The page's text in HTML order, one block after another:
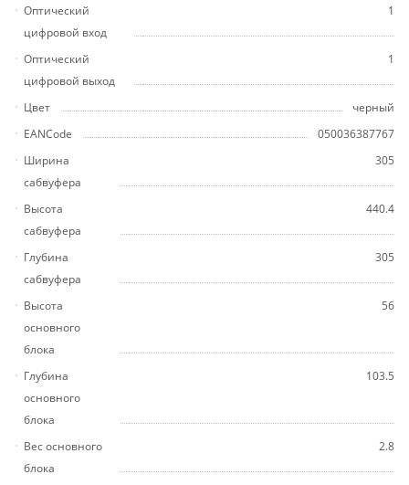
Оптический
цифровой вход
1
Оптический
цифровой выход
1
Цвет
черный
EANCode
050036387767
Ширина
сабвуфера
305
Высота
сабвуфера
440.4
Глубина
сабвуфера
305
Высота
основного
блока
56
Глубина
основного
блока
103.5
Вес основного
блока
2.8